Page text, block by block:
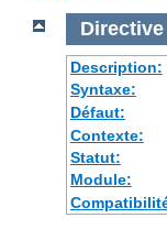
Directive
Description:
Syntaxe:
Défaut:
Contexte:
Statut:
Module: